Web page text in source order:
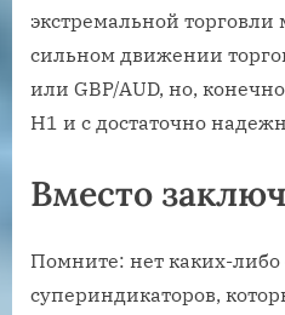
экстремальной торговли
сильном движении
или GBP/AUD, но,
H1 и с достаточно
Вместо
Помните: нет каких-
супериндикаторов,